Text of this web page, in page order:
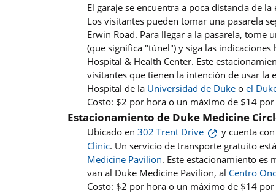
El garaje se encuentra a poca distancia de
Los visitantes pueden tomar una pasarela
Erwin Road. Para llegar a la pasarela, tome
(que significa "túnel") y siga las
Hospital & Health Center. Este
visitantes que tienen la intención de usar la
Hospital de la Universidad de Duke o el
Costo: $2 por hora o un máximo de $14 por
Estacionamiento de Duke Medicine
Ubicado en 302 Trent Drive y cuenta
Clinic. Un servicio de transporte gratuito
Medicine Pavilion. Este estacionamiento es
van al Duke Medicine Pavilion, al Centro
Costo: $2 por hora o un máximo de $14 por